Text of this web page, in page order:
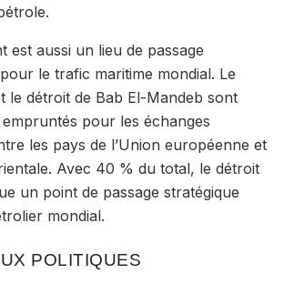
est aussi un lieu de passage
le trafic maritime mondial. Le
le détroit de Bab El-Mandeb sont
pour les échanges
les pays de l’Union européenne et
Avec 40 % du total, le détroit
un point de passage stratégique
mondial.
POLITIQUES